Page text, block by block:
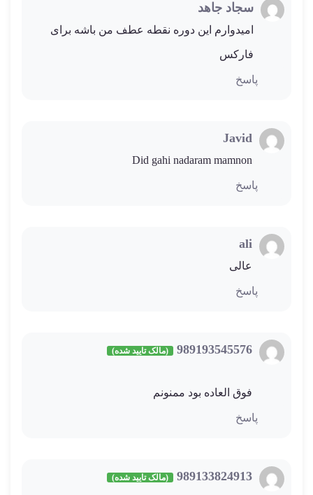
سجاد جاهد
امیدوارم این دوره نقطه عطف من باشه برای
فارکس
پاسخ
Javid
Did gahi nadaram mamnon
پاسخ
ali
عالی
پاسخ
989193545576 (مالک تایید شده)
فوق العاده بود ممنونم
پاسخ
989133824913 (مالک تایید شده)